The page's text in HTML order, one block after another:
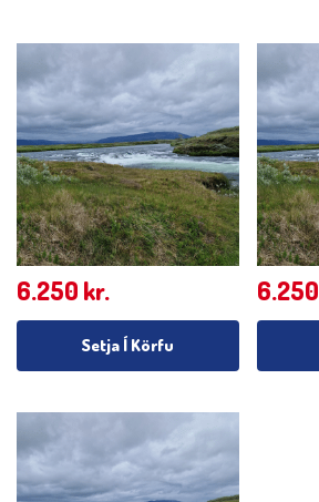
6.250 kr.
Setja Í Körfu
6.250